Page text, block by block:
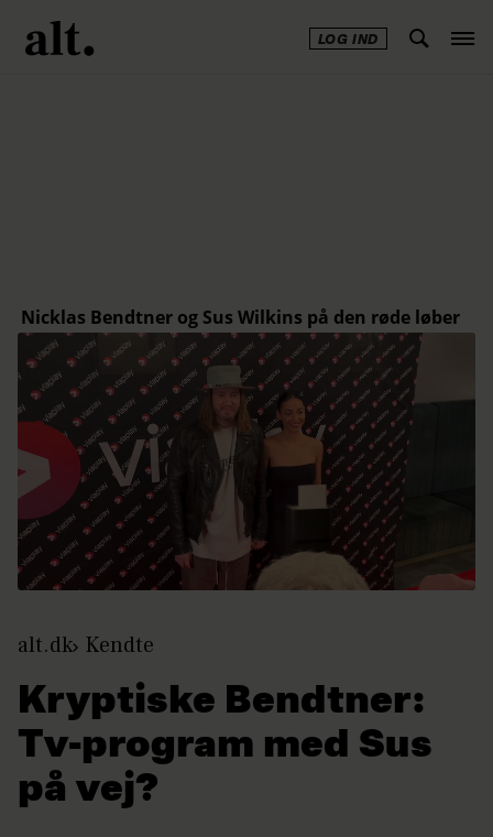
LOG IND
alt.dk Kendte
Kryptiske Bendtner:
Tv-program med Sus
på vej?